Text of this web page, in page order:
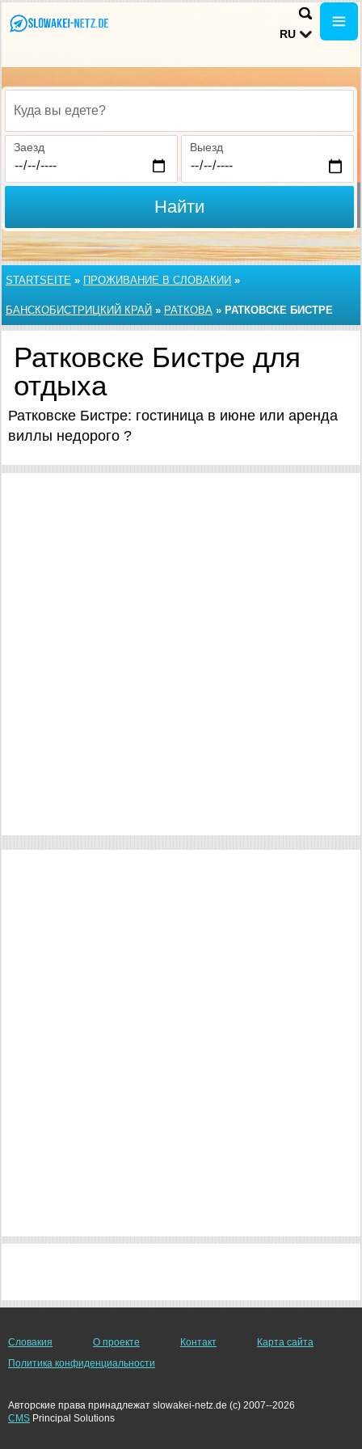
RU
Куда вы едете?
Заезд Выезд
Найти
STARTSEITE » ПРОЖИВАНИЕ В СЛОВАКИИ »
БАНСКОБИСТРИЦКИЙ КРАЙ » РАТКОВА » РАТКОВСКЕ БИСТРЕ
Ратковске Бистре для
отдыха
Ратковске Бистре: гостиница в июне или аренда
виллы недорого ?
Словакия О проекте Контакт
Карта сайта
Политика конфиденциальности
Авторские права принадлежат slowakei-netz.de (c) 2007--2026
CMS Principal Solutions